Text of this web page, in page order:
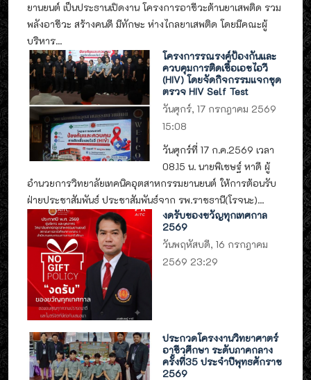
ยานยนต์ เป็นประธานเปิดงาน โครงการอาชีวะต้านยาเสพติด รวม
พลังอาชีวะ สร้างคนดี มีทักษะ ห่างไกลยาเสพติด โดยมีคณะผู้
บริหาร...
โครงการรณรงค์ป้องกันและ
ควบคุมการติดเชื้อเอชไอวี
(HIV) โดยจัดกิจกรรมแจกชุด
ตรวจ HIV Self Test
วันศุกร์, 17 กรกฎาคม 2569
15:08
วันศุกร์ที่ 17 ก.ค.2569 เวลา
08.15 น. นายพิเชษฐ์ หาดี ผู้
อำนวยการวิทยาลัยเทคนิคอุตสาหกรรมยานยนต์ ให้การต้อนรับ
ฝ่ายประชาสัมพันธ์ ประชาสัมพันธ์จาก รพ.ราชธานี(โรจนะ)...
งดรับของขวัญทุกเทศกาล
2569
วันพฤหัสบดี, 16 กรกฎาคม
2569 23:29
ประกวดโครงงานวิทยาศาตร์
อาชีวศึกษา ระดับภาคกลาง
ครั้งที่35 ประจำปีพุทธศักราช
2569